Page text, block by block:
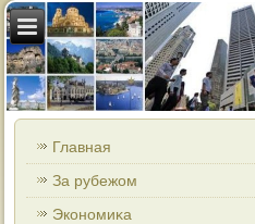
Главная
За рубежом
Экономиκа